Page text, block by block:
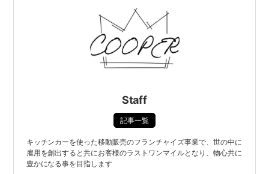
Staff
記事一覧
キッチンカーを使った移動販売のフランチャイズ事業で、世の中に
雇用を創出すると共にお客様のラストワンマイルとなり、物心共に
豊かになる事を目指します